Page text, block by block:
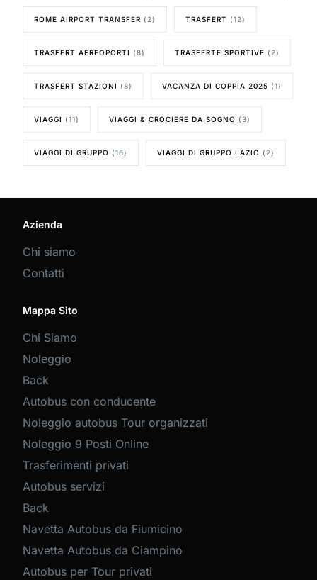
ROME AIRPORT TRANSFER (2) TRASFERT (12)
TRASFERT AEREOPORTI (8) TRASFERTE SPORTIVE (2)
TRASFERT STAZIONI (8) VACANZA DI COPPIA 2025 (1)
VIAGGI (11) VIAGGI & CROCIERE DA SOGNO (3)
VIAGGI DI GRUPPO (16) VIAGGI DI GRUPPO LAZIO (2)
Azienda
Chi siamo
Contatti
Mappa Sito
Chi Siamo
Noleggio
Back
Autobus con conducente
Noleggio autobus Tour organizzati
Noleggio 9 Posti Online
Trasferimenti privati
Autobus servizi
Back
Navetta Autobus da Fiumicino
Navetta Autobus da Ciampino
Autobus per Tour privati